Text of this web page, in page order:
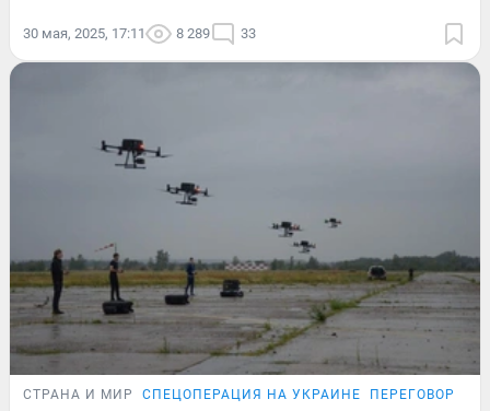
30 мая, 2025, 17:11 8 289 33
СТРАНА И МИР СПЕЦОПЕРАЦИЯ НА УКРАИНЕ ПЕРЕГОВОРЫ